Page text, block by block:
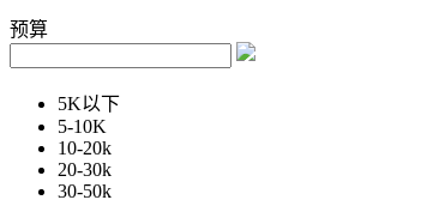
预算
5K以下
5-10K
10-20k
20-30k
30-50k